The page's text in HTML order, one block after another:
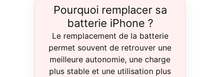
Pourquoi remplacer sa
batterie iPhone ?
Le remplacement de la batterie
permet souvent de retrouver une
meilleure autonomie, une charge
plus stable et une utilisation plus